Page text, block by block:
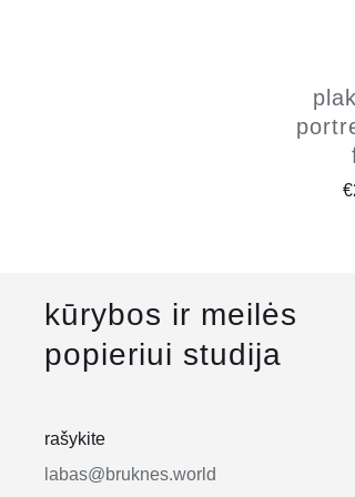
€
kūrybos ir meilės
popieriui studija
rašykite
labas@bruknes.world